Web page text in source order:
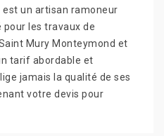
est un artisan ramoneur
les travaux de
Mury Monteymond et
tarif abordable et
jamais la qualité de ses
votre devis pour